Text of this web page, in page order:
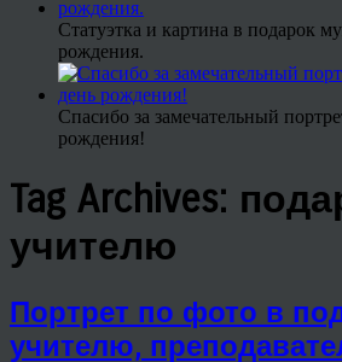
Статуэтка и картина в подарок
рождения.
Спасибо за замечательный
рождения!
Tag Archives:
учителю
Портрет по фото в
учителю,